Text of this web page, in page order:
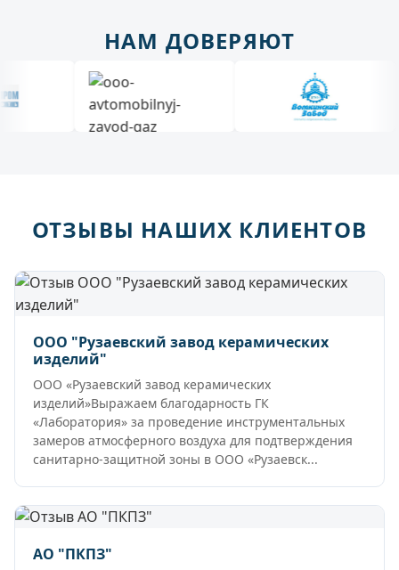
НАМ ДОВЕРЯЮТ
ОТЗЫВЫ НАШИХ КЛИЕНТОВ
ООО "Рузаевский завод керамических
изделий"
ООО «Рузаевский завод керамических
изделий»Выражаем благодарность ГК
«Лаборатория» за проведение инструментальных
замеров атмосферного воздуха для подтверждения
санитарно-защитной зоны в ООО «Рузаевск...
АО "ПКПЗ"